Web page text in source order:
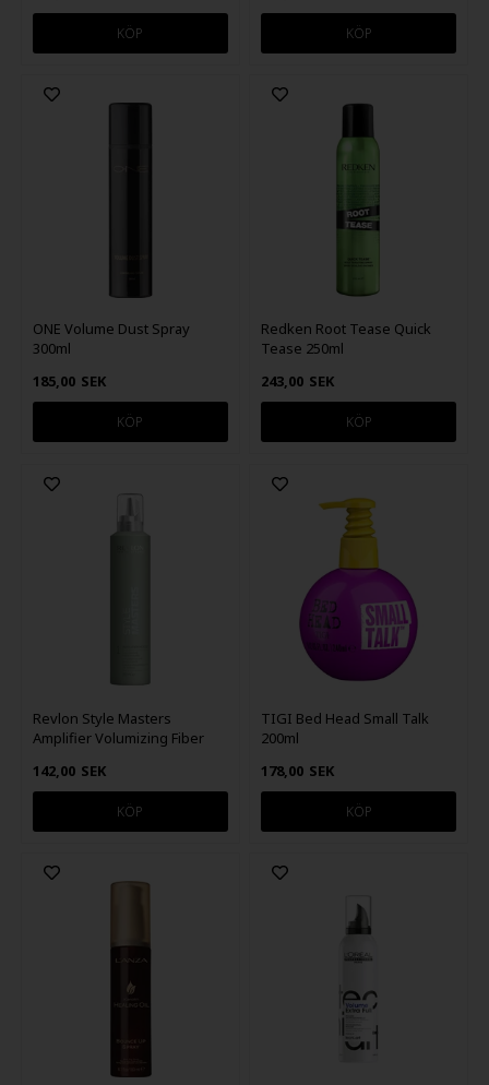
ONE Volume Dust Spray
300ml
185,00 SEK
Redken Root Tease Quick
Tease 250ml
243,00 SEK
Revlon Style Masters
Amplifier Volumizing Fiber
142,00 SEK
TIGI Bed Head Small Talk
200ml
178,00 SEK